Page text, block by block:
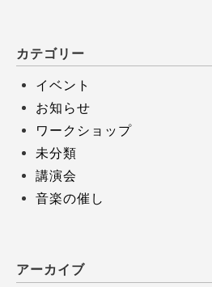
カテゴリー
イベント
お知らせ
ワークショップ
未分類
講演会
音楽の催し
アーカイブ